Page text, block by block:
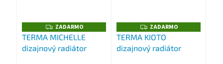
Z
A
D
A
R
ZADARMO
TERMA MICHELLE
dizajnový radiátor
Z
A
D
A
R
ZADARMO
TERMA KIOTO
dizajnový radiátor